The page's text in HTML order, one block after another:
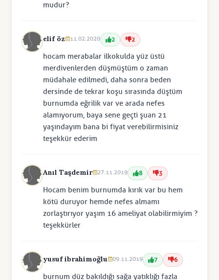
mudur?
elif öz 11.02.2020 2 2
hocam merabalar ilkokulda yüz üstü
merdivenlerden düşmüştüm o zaman
müdahale edilmedi, daha sonra beden
dersinde de tekrar koşu sırasında düştüm
burnumda eğrilik var ve arada nefes
alamıyorum, baya sene geçti şuan 21
yaşındayım bana bi fiyat verebilirmisiniz
teşekkür ederim
Anıl Taşdemir 27.11.2019 8 3
Hocam benim burnumda kırık var bu hem
kötü duruyor hemde nefes almamı
zorlaştırıyor yaşım 16 ameliyat olabilirmiyim ?
teşekkürler
yusuf ibrahimoğlu 09.11.2019 7 6
burnum düz bakıldığı sağa yatıklığı fazla